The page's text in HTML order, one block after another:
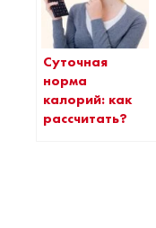
Суточная
норма
калорий: как
рассчитать?